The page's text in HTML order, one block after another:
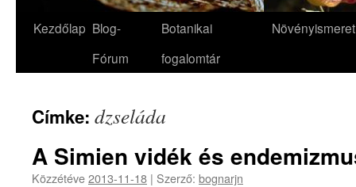
Kezdőlap Blog-
Fórum
Botanikai
fogalomtár
Növényismeret
Címke: dzseláda
A Simien vidék és
Közzétéve2013-11-18 | Szerző: bognarjn